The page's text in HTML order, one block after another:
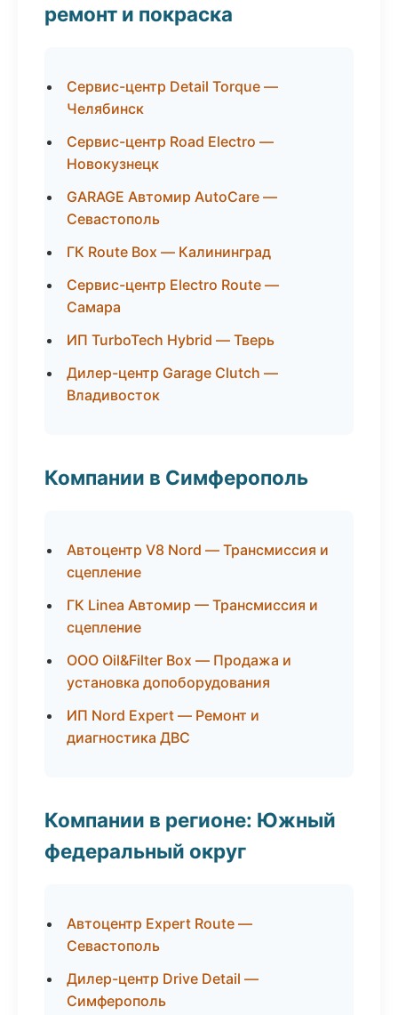
ремонт и покраска
Сервис-центр Detail Torque —
Челябинск
Сервис-центр Road Electro —
Новокузнецк
GARAGE Автомир AutoCare —
Севастополь
ГК Route Box — Калининград
Сервис-центр Electro Route —
Самара
ИП TurboTech Hybrid — Тверь
Дилер-центр Garage Clutch —
Владивосток
Компании в Симферополь
Автоцентр V8 Nord — Трансмиссия и
сцепление
ГК Linea Автомир — Трансмиссия и
сцепление
ООО Oil&Filter Box — Продажа и
установка допоборудования
ИП Nord Expert — Ремонт и
диагностика ДВС
Компании в регионе: Южный
федеральный округ
Автоцентр Expert Route —
Севастополь
Дилер-центр Drive Detail —
Симферополь